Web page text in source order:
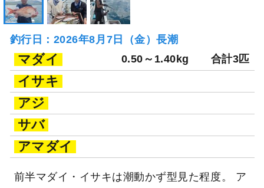
釣行日：2026年8月7日（金）長潮
マダイ 0.50～1.40kg 合計3匹
イサキ
アジ
サバ
アマダイ
前半マダイ・イサキは潮動かず型見た程度。 ア